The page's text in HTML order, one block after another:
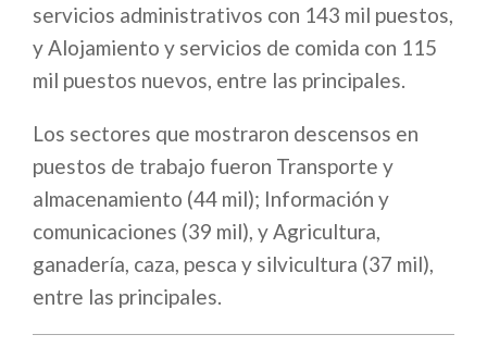
servicios administrativos con 143 mil puestos,
y Alojamiento y servicios de comida con 115
mil puestos nuevos, entre las principales.
Los sectores que mostraron descensos en
puestos de trabajo fueron Transporte y
almacenamiento (44 mil); Información y
comunicaciones (39 mil), y Agricultura,
ganadería, caza, pesca y silvicultura (37 mil),
entre las principales.